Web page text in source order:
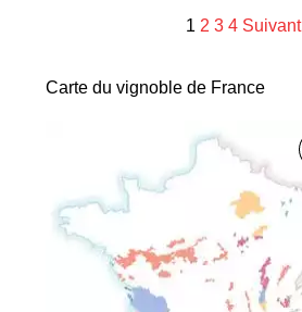
des
1 2 3 4 Suivant
Carte du vignoble de France